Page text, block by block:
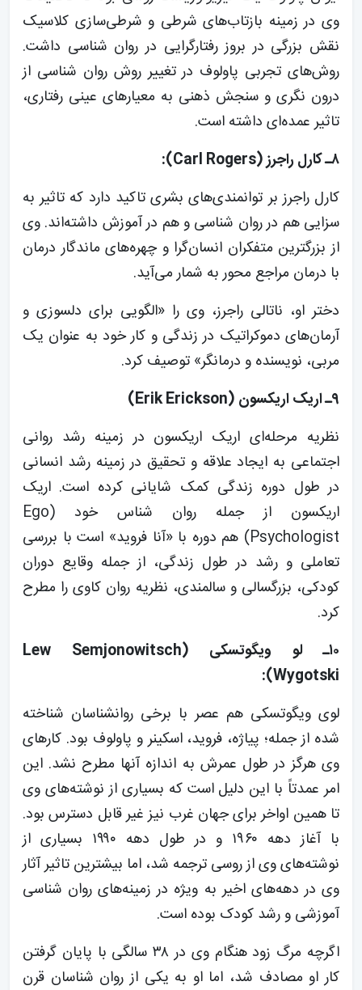
وی در زمینه بازتاب‌های شرطی و شرطی‌سازی کلاسیک
نقش بزرگی در بروز رفتارگرایی در روان شناسی داشت.
روش‌های تجربی پاولوف در تغییر روش روان شناسی از
درون نگری و سنجش ذهنی به معیارهای عینی رفتاری،
تاثیر عمده‌ای داشته است.
۸ـ کارل راجرز (Carl Rogers):
کارل راجرز بر توانمندی‌های بشری تاکید دارد که تاثیر به
سزایی هم در روان شناسی و هم در آموزش داشته‌اند. وی
از بزرگترین متفکران انسان‌گرا و چهره‌های ماندگار درمان
با درمان مراجع محور به شمار می‌آید.
دختر او، ناتالی راجرز، وی را «الگویی برای دلسوزی و
آرمان‌های دموکراتیک در زندگی و کار خود به عنوان یک
مربی، نویسنده و درمانگر» توصیف کرد.
۹ـ اریک اریکسون (Erik Erickson)
نظریه مرحله‌ای اریک اریکسون در زمینه رشد روانی
اجتماعی به ایجاد علاقه و تحقیق در زمینه رشد انسانی
در طول دوره زندگی کمک شایانی کرده است. اریک
اریکسون از جمله روان شناس خود (Ego
Psychologist) هم دوره با «آنا فروید» است با بررسی
تعاملی و رشد در طول زندگی، از جمله وقایع دوران
کودکی، بزرگسالی و سالمندی، نظریه روان کاوی را مطرح
کرد.
۱۰ـ لو ویگوتسکی (Lew Semjonowitsch
Wygotski):
لوی ویگوتسکی هم عصر با برخی روانشناسان شناخته
شده از جمله؛ پیاژه، فروید، اسکینر و پاولوف بود. کارهای
وی هرگز در طول عمرش به اندازه آنها مطرح نشد. این
امر عمدتاً با این دلیل است که بسیاری از نوشته‌های وی
تا همین اواخر برای جهان غرب نیز غیر قابل دسترس بود.
با آغاز دهه ۱۹۶۰ و در طول دهه ۱۹۹۰ بسیاری از
نوشته‌های وی از روسی ترجمه شد، اما بیشترین تاثیر آثار
وی در دهه‌های اخیر به ویژه در زمینه‌های روان شناسی
آموزشی و رشد کودک بوده است.
اگرچه مرگ زود هنگام وی در ۳۸ سالگی با پایان گرفتن
کار او مصادف شد، اما او به یکی از روان شناسان قرن